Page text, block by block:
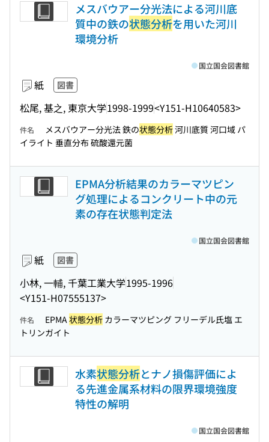
メスバウアー分光法による河川底
質中の鉄の状態分析を用いた河川
環境分析
紙 図書
松尾, 基之, 東京大学1998-1999<Y151-H10640583>
国立国会図書館
件名 メスバウアー分光法 鉄の状態分析河川底質 河口域 パ
イライト 垂直分布 硫酸還元菌
EPMA分析結果のカラーマツピン
グ処理によるコンクリート中の元
素の存在状態判定法
紙 図書
小林, 一輔, 千葉工業大学1995-1996
<Y151-H07555137>
国立国会図書館
件名 EPMA状態分析 カラーマツピング フリーデル氏塩 エ
トリンガイト
水素状態分析とナノ損傷評価によ
る先進金属系材料の限界環境強度
特性の解明
国立国会図書館